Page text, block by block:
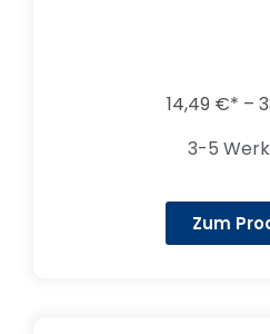
14,49 € –
3-5
Zum